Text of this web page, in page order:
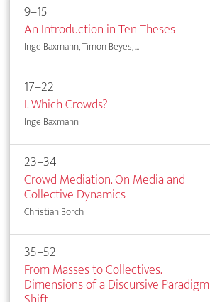
9–15
An Introduction in Ten Theses
Inge Baxmann, Timon Beyes, ...
17–22
I. Which Crowds?
Inge Baxmann
23–34
Crowd Mediation. On Media and
Collective Dynamics
Christian Borch
35–52
From Masses to Collectives.
Dimensions of a Discursive Paradigm